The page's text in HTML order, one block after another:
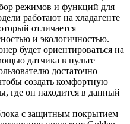
режимов и функций для
работают на хладагенте
отличается
и экологичностью.
будет ориентироваться на
датчика в пульте
достаточно
создать комфортную
где он находится в данный
с защитным покрытием